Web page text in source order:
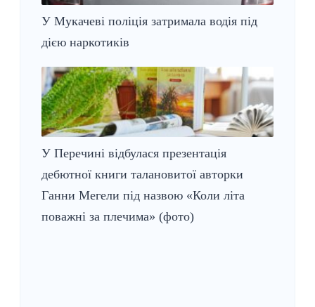
У Мукачеві поліція затримала водія під
дією наркотиків
У Перечині відбулася презентація
дебютної книги талановитої авторки
Ганни Мегели під назвою «Коли літа
поважні за плечима» (фото)